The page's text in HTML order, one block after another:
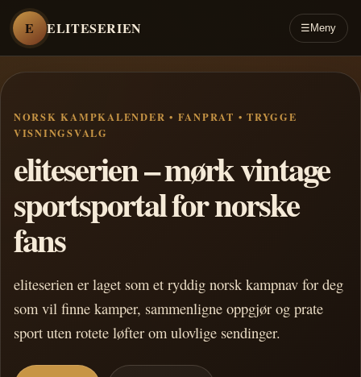
E ELITESERIEN ☰ Meny
NORSK KAMPKALENDER • FANPRAT • TRYGGE
VISNINGSVALG
eliteserien – mørk vintage
sportsportal for norske
fans
eliteserien er laget som et ryddig norsk kampnav for deg
som vil finne kamper, sammenligne oppgjør og prate
sport uten rotete løfter om ulovlige sendinger.